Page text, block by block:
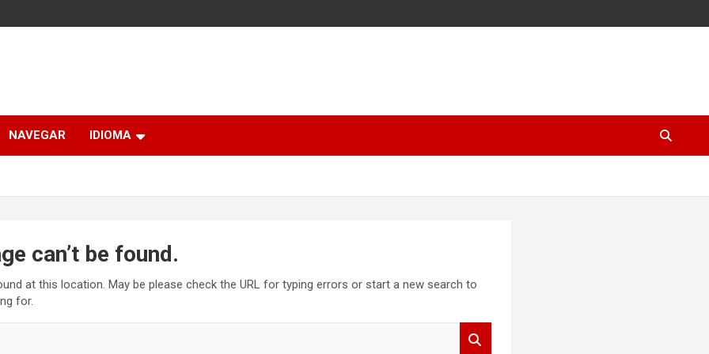
NAVEGAR IDIOMA
can’t be found.
at this location. May be please check the URL for typing errors or start a new search to
for.